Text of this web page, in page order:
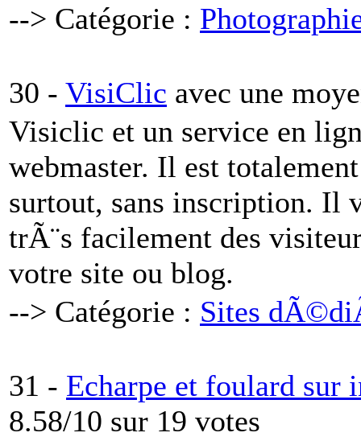
--> Catégorie :
30 - VisiClic avec une
Visiclic et un service en
webmaster. Il est
surtout, sans inscription.
trÃ¨s facilement des
votre site ou blog.
--> Catégorie : Sites
31 - Echarpe et foulard sur
8.58/10 sur 19 votes